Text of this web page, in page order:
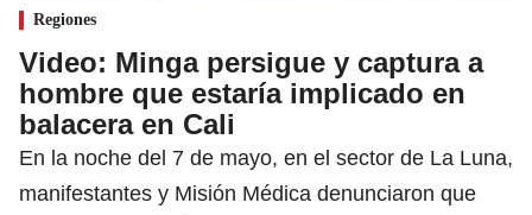
Regiones
Video: Minga persigue y captura a
hombre que estaría implicado en
balacera en Cali
En la noche del 7 de mayo, en el sector de La Luna,
manifestantes y Misión Médica denunciaron que